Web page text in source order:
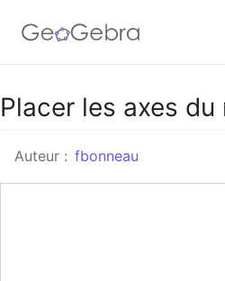
Google Classroom
Classe GeoGebra
Placer les axes du
Auteur : fbonneau